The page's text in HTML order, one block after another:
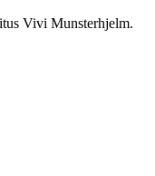
Vivi Munsterhjelm.